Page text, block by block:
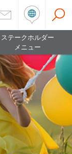
ステークホルダー
メニュー